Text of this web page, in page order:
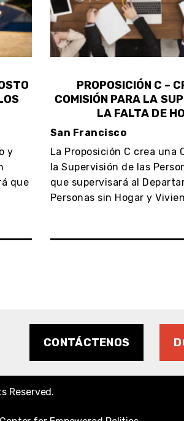
y
que
PROPOSICIÓN C –
COMISIÓN PARA LA
LA FALTA DE
San Francisco
La Proposición C crea una
la Supervisión de las
que supervisará al
Personas sin Hogar y
CONTÁCTENOS
Reserved.